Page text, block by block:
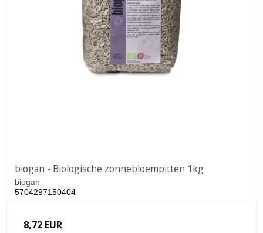
biogan - Biologische zonnebloempitten 1kg
biogan
5704297150404
8,72 EUR